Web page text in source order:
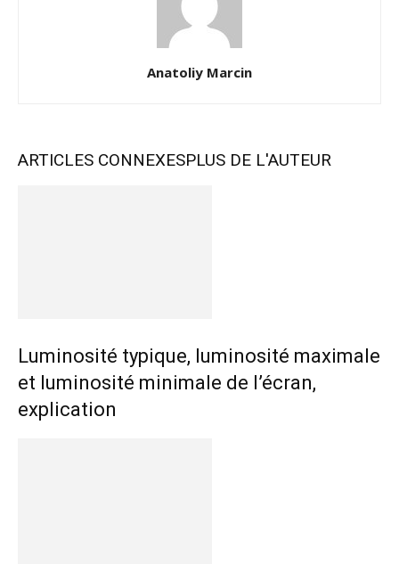
Anatoliy Marcin
ARTICLES CONNEXESPLUS DE L'AUTEUR
Luminosité typique, luminosité maximale
et luminosité minimale de l’écran,
explication